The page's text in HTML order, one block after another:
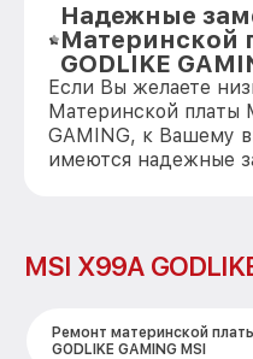
Надежные
Материнской
GODLIKE
Если Вы желаете
Материнской платы
GAMING, к Вашему
имеются надежные
MSI X99A
Ремонт материнской
GODLIKE GAMING MSI